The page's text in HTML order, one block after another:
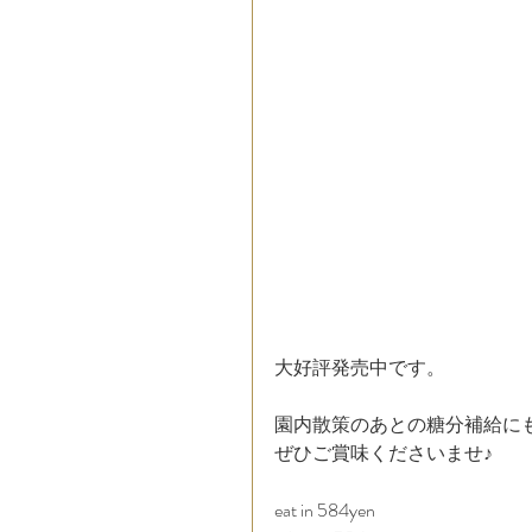
大好評発売中です。
園内散策のあとの糖分補給に
ぜひご賞味くださいませ♪
eat in 584yen